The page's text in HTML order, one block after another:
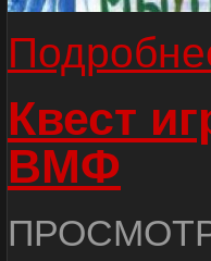
Квест
ВМФ